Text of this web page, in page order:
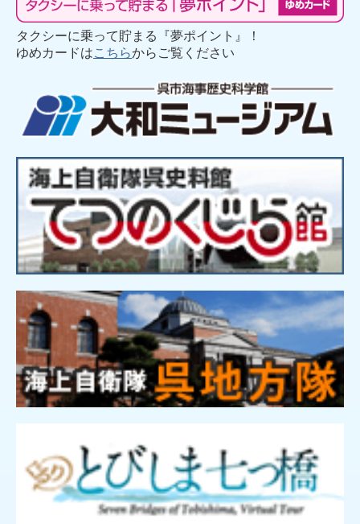
タクシーに乗って貯まる『夢ポイント』！
ゆめカードはこちらからご覧ください